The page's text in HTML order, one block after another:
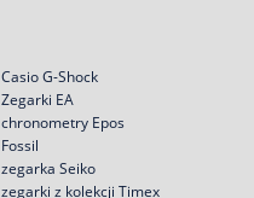
Casio G-Shock
Zegarki EA
chronometry Epos
Fossil
zegarka Seiko
zegarki z kolekcji Timex